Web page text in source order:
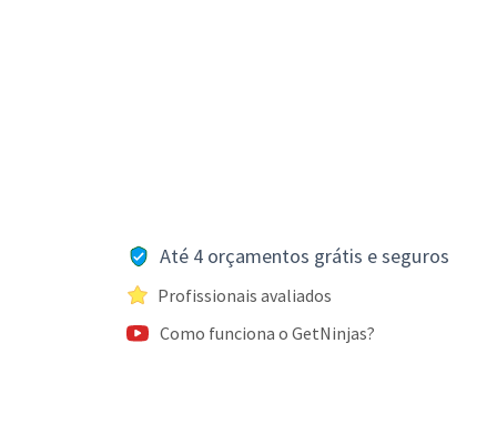
Até 4 orçamentos grátis e seguros
Profissionais avaliados
Como funciona o GetNinjas?